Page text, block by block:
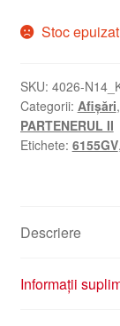
Stoc epuizat
SKU: 4026-
Categorii: Afișări,
PARTENERUL II
Etichete: 6155GV,
Descriere
Informații